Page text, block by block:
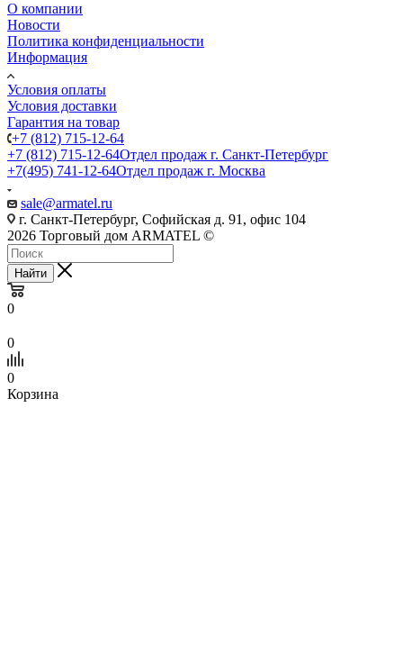
О компании
Новости
Политика конфиденциальности
Информация
Условия оплаты
Условия доставки
Гарантия на товар
+7 (812) 715-12-64
+7 (812) 715-12-64Отдел продаж г. Санкт-Петербург
+7(495) 741-12-64Отдел продаж г. Москва
sale@armatel.ru
г. Санкт-Петербург, Софийская д. 91, офис 104
2026 Торговый дом ARMATEL ©
Найти
0
0
0
Корзина